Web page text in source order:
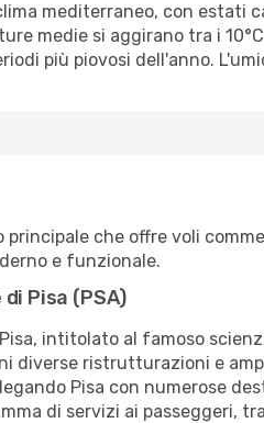
mediterraneo, con estati
medie si aggirano tra i
più piovosi dell'anno.
principale che offre voli
e funzionale.
Pisa (PSA)
intitolato al famoso
diverse ristrutturazioni e
Pisa con numerose
di servizi ai passeggeri,